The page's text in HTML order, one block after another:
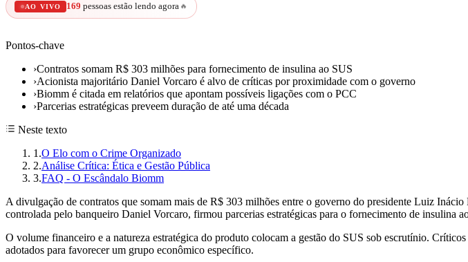
AO VIVO 169 pessoas estão lendo agora 🔥
Pontos-chave
›Contratos somam R$ 303 milhões para fornecimento de insulina ao SUS
›Acionista majoritário Daniel Vorcaro é alvo de críticas por proximidade com o governo
›Biomm é citada em relatórios que apontam possíveis ligações com o PCC
›Parcerias estratégicas preveem duração de até uma década
Neste texto
1 .O Elo com o Crime Organizado
2.Análise Crítica: Ética e Gestão Pública
3.FAQ - O Escândalo Biomm
A divulgação de contratos que somam mais de R$ 303 milhões entre o governo do presidente Luiz
controlada pelo banqueiro Daniel Vorcaro, firmou parcerias estratégicas para o fornecimento de insulina
O volume financeiro e a natureza estratégica do produto colocam a gestão do SUS sob escrutínio.
adotados para favorecer um grupo econômico específico.